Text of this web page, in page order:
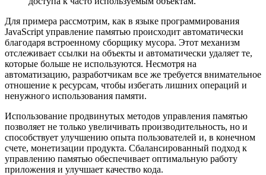
Для примера рассмотрим, как в языке программирования
JavaScript управление памятью происходит автоматически
благодаря встроенному сборщику мусора. Этот механизм
отслеживает ссылки на объекты и автоматически удаляет те,
которые больше не используются. Несмотря на
автоматизацию, разработчикам все же требуется внимательное
отношение к ресурсам, чтобы избегать лишних операций и
ненужного использования памяти.
Использование продвинутых методов управления памятью
позволяет не только увеличивать производительность, но и
способствует улучшению опыта пользователей и, в конечном
счете, монетизации продукта. Сбалансированный подход к
управлению памятью обеспечивает оптимальную работу
приложения и улучшает качество кода.